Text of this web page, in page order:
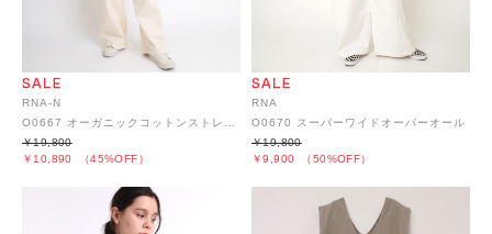
RNA-N
￥10,890 （45%OFF）
￥19,800
RNA
O0670 スーパーワイドオーバーオール
￥9,900 （50%OFF）
￥19,800